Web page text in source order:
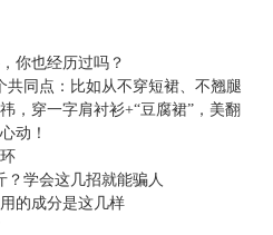
你也经历过吗？
共同点：比如从不穿短裙、不翘腿
，穿一字肩衬衫+“豆腐裙”，美翻
动！
？学会这几招就能骗人
的成分是这几样